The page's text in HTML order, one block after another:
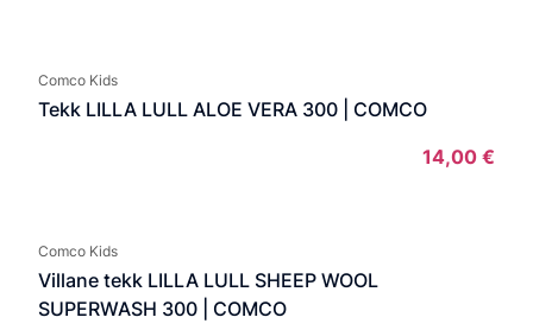
Comco Kids
Tekk LILLA LULL ALOE VERA 300 | COMCO
14,00 €
Comco Kids
Villane tekk LILLA LULL SHEEP WOOL
SUPERWASH 300 | COMCO